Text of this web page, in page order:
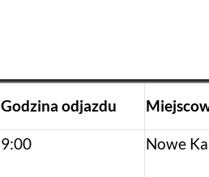
Godzina odjazdu
9:00 Nowe